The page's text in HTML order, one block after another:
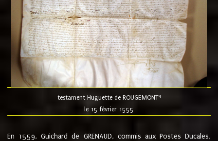
testament Huguette de ROUGEMONT4
le 15 février 1555
En 1559, Guichard de GRENAUD, commis aux Postes Ducales,